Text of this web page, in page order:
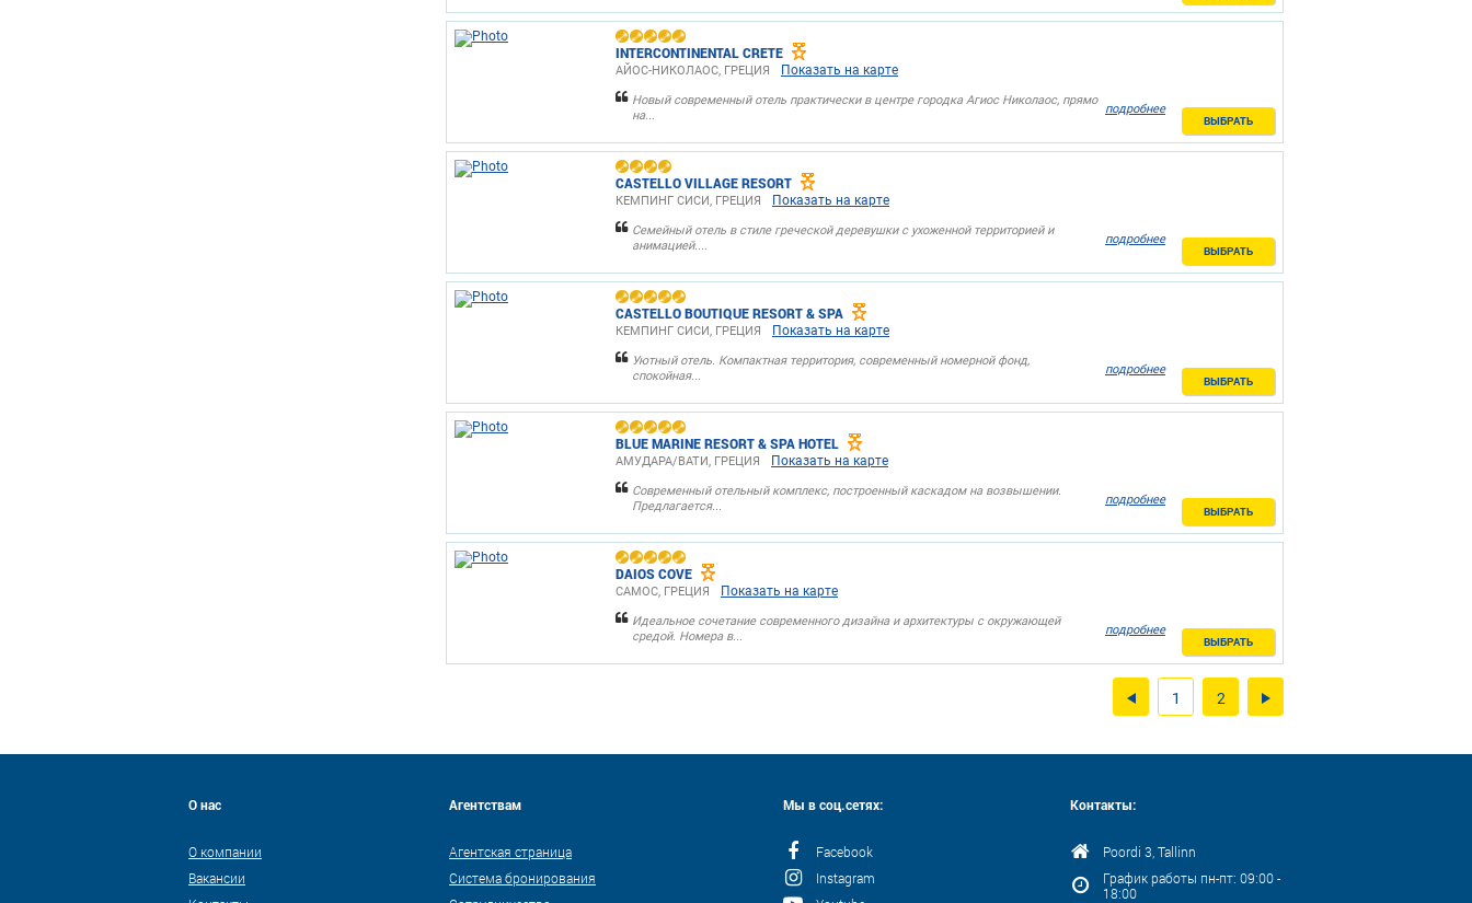
INTERCONTINENTAL CRETE
АЙОС-НИКОЛАОС, ГРЕЦИЯ Показать на карте
Новый современный отель практически в центре городка Агиос Николаос, прямо
на...
подробнее
ВЫБРАТЬ
CASTELLO VILLAGE RESORT
КЕМПИНГ СИСИ, ГРЕЦИЯ Показать на карте
Семейный отель в стиле греческой деревушки с ухоженной территорией и
анимацией....
подробнее
ВЫБРАТЬ
CASTELLO BOUTIQUE RESORT & SPA
КЕМПИНГ СИСИ, ГРЕЦИЯ Показать на карте
Уютный отель. Компактная территория, современный номерной фонд,
спокойная...
подробнее
ВЫБРАТЬ
BLUE MARINE RESORT & SPA HOTEL
АМУДАРА/ВАТИ, ГРЕЦИЯ Показать на карте
Современный отельный комплекс, построенный каскадом на возвышении.
Предлагается...
подробнее
ВЫБРАТЬ
DAIOS COVE
САМОС, ГРЕЦИЯ Показать на карте
Идеальное сочетание современного дизайна и архитектуры с окружающей
средой. Номера в...
подробнее
ВЫБРАТЬ
1 2
О нас
О компании
Вакансии
Агентствам
Агентская страница
Система бронирования
Мы в соц.сетях:
Facebook
Instagram
Контакты:
Poordi 3, Tallinn
График работы пн-пт: 09:00 -
18:00